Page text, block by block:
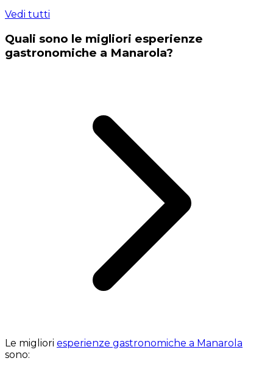
Vedi tutti
Quali sono le migliori esperienze
gastronomiche a Manarola?
Le migliori esperienze gastronomiche a Manarola
sono: